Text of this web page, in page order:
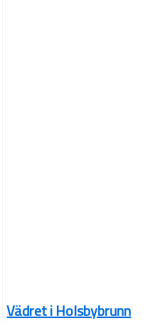
Vädret i Holsbybrunn